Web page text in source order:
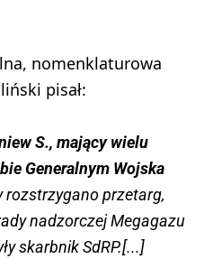
nomenklaturowa
pisał:
S., mający wielu
Generalnym Wojska
rozstrzygano przetarg,
nadzorczej Megagazu
skarbnik SdRP.[...]